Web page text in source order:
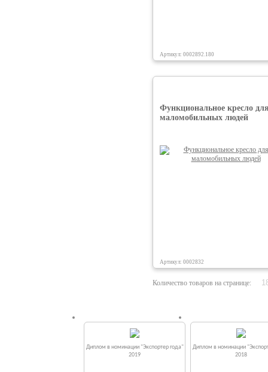
Артикул: 0002892.180
Функциональное кресло
маломобильных людей
Артикул: 0002832
Количество товаров на странице:
Диплом в номинации "Экспортер года"
2019
Диплом в номинации
2018